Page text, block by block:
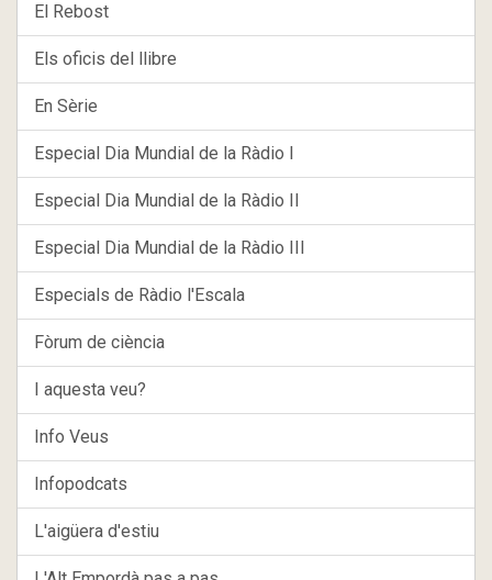
El Rebost
Els oficis del llibre
En Sèrie
Especial Dia Mundial de la Ràdio I
Especial Dia Mundial de la Ràdio II
Especial Dia Mundial de la Ràdio III
Especials de Ràdio l'Escala
Fòrum de ciència
I aquesta veu?
Info Veus
Infopodcats
L'aigüera d'estiu